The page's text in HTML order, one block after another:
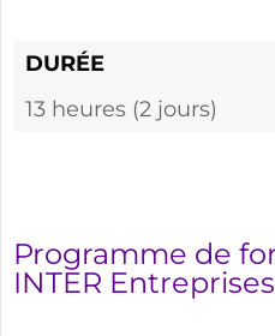
DURÉE
13 heures (2 jours)
Programme de
INTER Entreprises